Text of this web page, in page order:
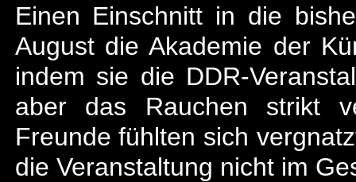
Einen Einschnitt in die
August die Akademie der
indem sie die DDR-
aber das Rauchen strikt
Freunde fühlten sich
die Veranstaltung nicht im